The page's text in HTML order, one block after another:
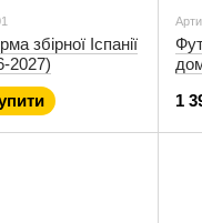
збірної Іспанії
2027)
1